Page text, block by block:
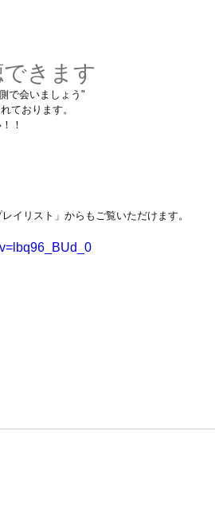
きます
で会いましょう"
ております。
！
イリスト」からもご覧いただけます。